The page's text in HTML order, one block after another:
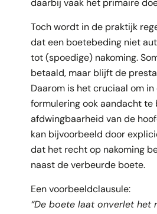
daarbij vaak het primaire
Toch wordt in de praktijk
dat een boetebeding niet
tot (spoedige) nakoming.
betaald, maar blijft de
Daarom is het cruciaal om
formulering ook aandacht te
afdwingbaarheid van de
kan bijvoorbeeld door
dat het recht op nakoming
naast de verbeurde boete.
Een voorbeeldclausule:
“De boete laat onverlet het